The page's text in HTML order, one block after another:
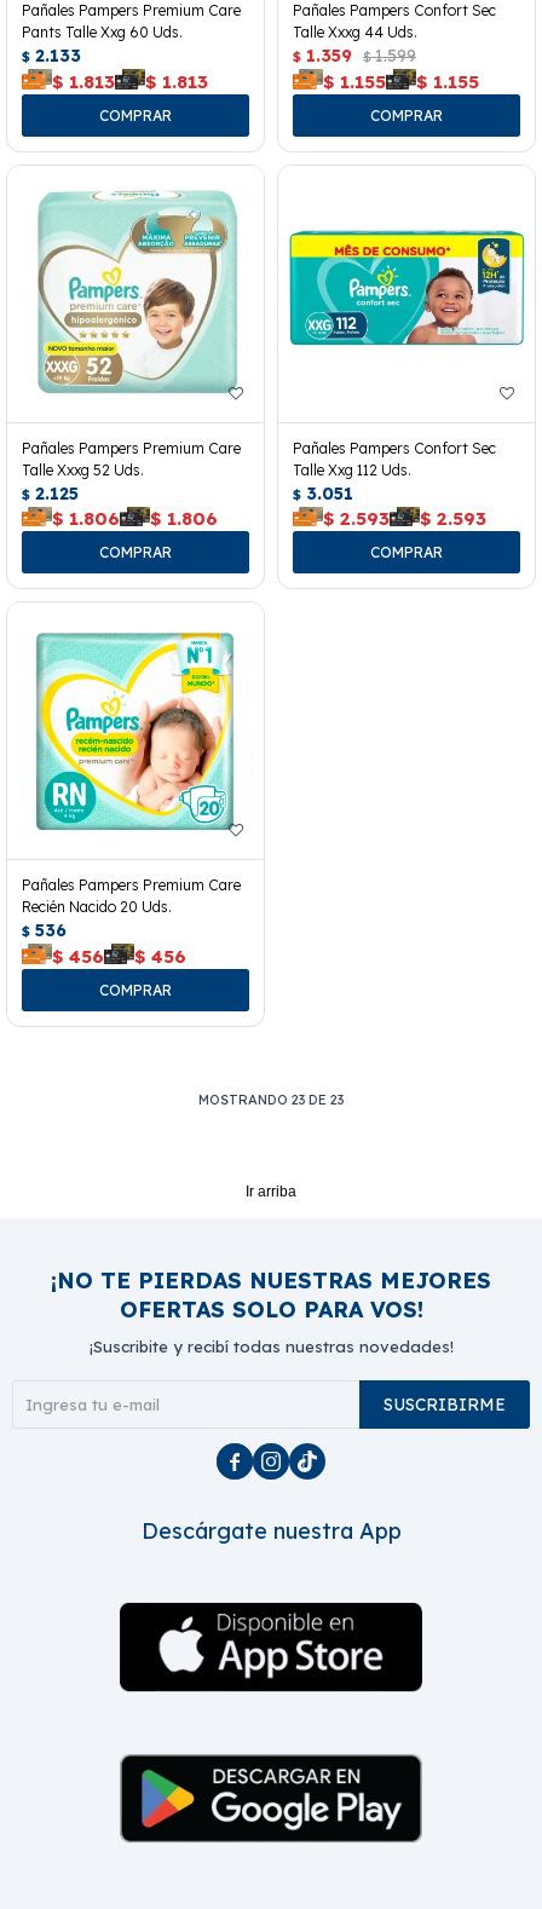
Pañales Pampers Premium Care
Pants Talle Xxg 60 Uds.
$ 2.133
$ 1.813 $ 1.813
Pañales Pampers Confort Sec
Talle Xxxg 44 Uds.
$ 1.359 $ 1.599
$ 1.155 $ 1.155
Pañales Pampers Premium Care
Talle Xxxg 52 Uds.
$ 2.125
$ 1.806 $ 1.806
Pañales Pampers Confort Sec
Talle Xxg 112 Uds.
$ 3.051
$ 2.593 $ 2.593
Pañales Pampers Premium Care
Recién Nacido 20 Uds.
$ 536
$ 456 $ 456
MOSTRANDO 23 DE 23
Ir arriba
¡NO TE PIERDAS NUESTRAS MEJORES
OFERTAS SOLO PARA VOS!
¡Suscribite y recibí todas nuestras novedades!
SUSCRIBIRME
  
Descárgate nuestra App